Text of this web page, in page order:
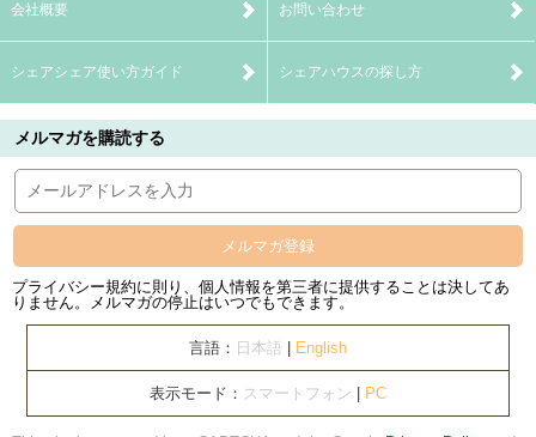
会社概要 お問い合わせ
シェアシェア使い方ガイド シェアハウスの探し方
メルマガを購読する
メルマガ登録
プライバシー規約に則り、個人情報を第三者に提供することは決してあ
りません。メルマガの停止はいつでもできます。
言語： 日本語 English
表示モード： スマートフォン PC